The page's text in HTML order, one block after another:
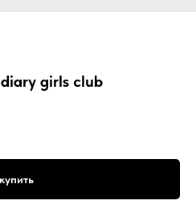
girls club
купить